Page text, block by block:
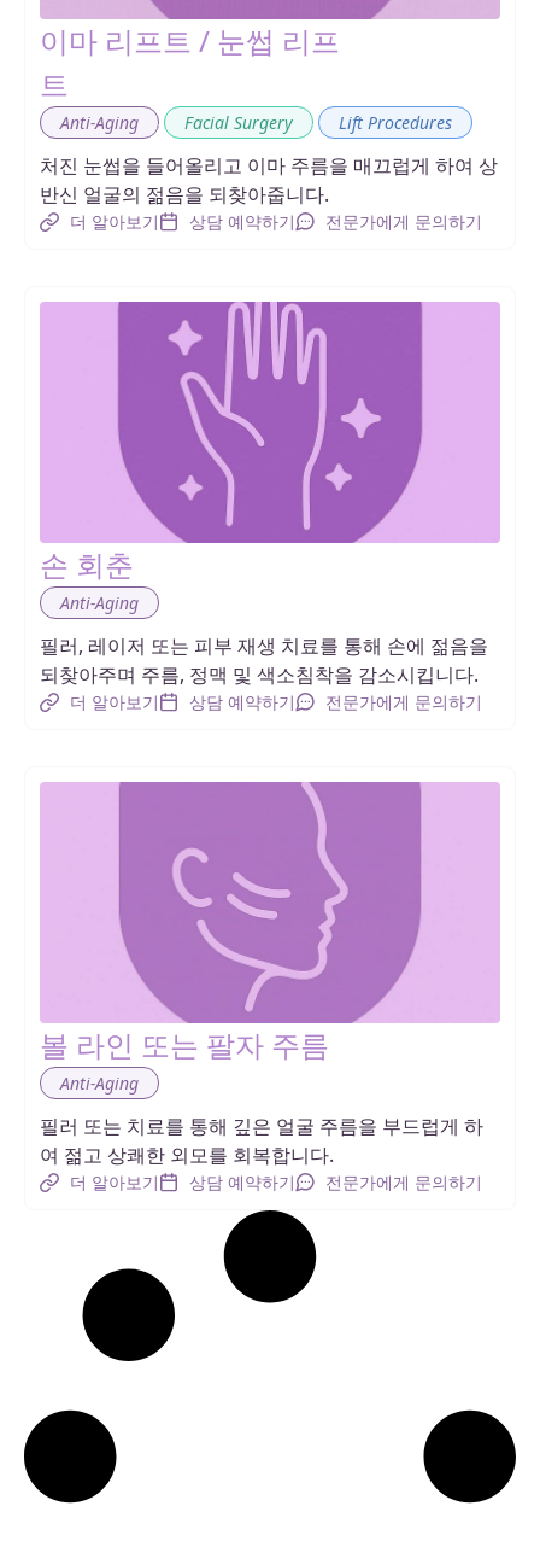
이마 리프트 / 눈썹 리프
트
Anti-Aging Facial Surgery Lift Procedures
처진 눈썹을 들어올리고 이마 주름을 매끄럽게 하여 상
반신 얼굴의 젊음을 되찾아줍니다.
더 알아보기 상담 예약하기 전문가에게 문의하기
손 회춘
Anti-Aging
필러, 레이저 또는 피부 재생 치료를 통해 손에 젊음을
되찾아주며 주름, 정맥 및 색소침착을 감소시킵니다.
더 알아보기 상담 예약하기 전문가에게 문의하기
볼 라인 또는 팔자 주름
Anti-Aging
필러 또는 치료를 통해 깊은 얼굴 주름을 부드럽게 하
여 젊고 상쾌한 외모를 회복합니다.
더 알아보기 상담 예약하기 전문가에게 문의하기